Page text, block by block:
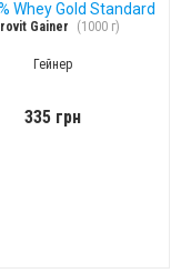
Gainer (1000 г)
Гейнер
335 грн